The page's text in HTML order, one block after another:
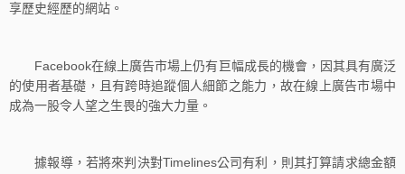
享歷史經歷的網站。
Facebook在線上廣告市場上仍有巨幅成長的機會，因其具有廣泛
的使用者基礎，且有跨時追蹤個人細節之能力，故在線上廣告市場中
成為一股令人望之生畏的強大力量。
據報導，若將來判決對Timelines公司有利，則其打算請求總金額